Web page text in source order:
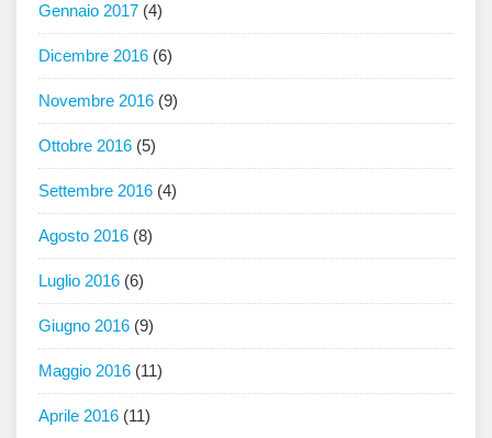
Gennaio 2017 (4)
Dicembre 2016 (6)
Novembre 2016 (9)
Ottobre 2016 (5)
Settembre 2016 (4)
Agosto 2016 (8)
Luglio 2016 (6)
Giugno 2016 (9)
Maggio 2016 (11)
Aprile 2016 (11)